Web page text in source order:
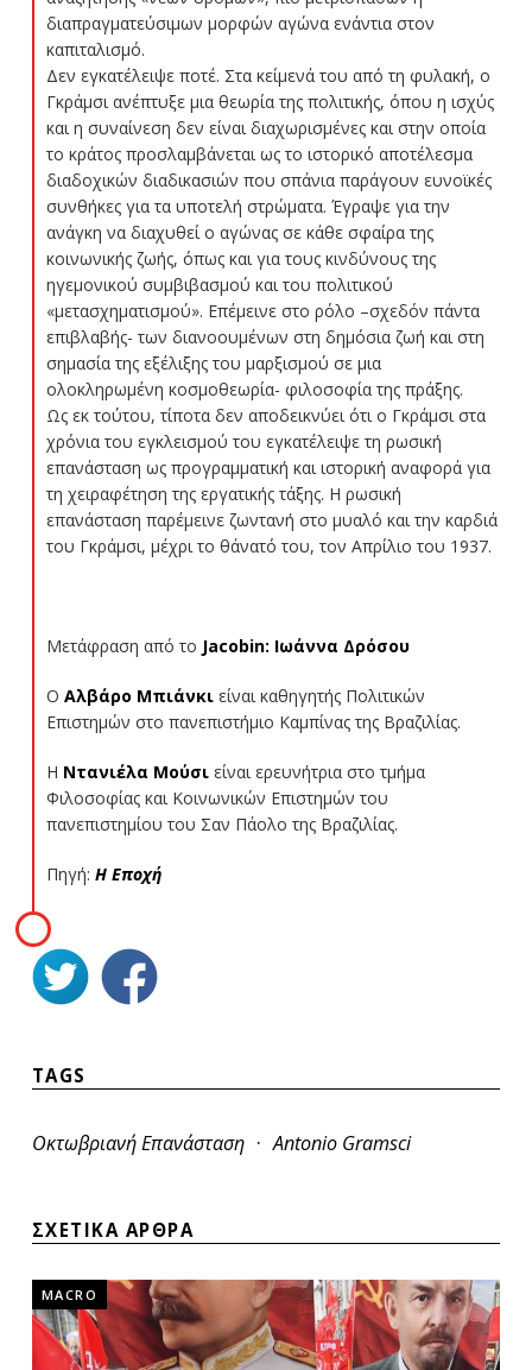
διαπραγματεύσιμων μορφών αγώνα ενάντια στον
καπιταλισμό.
Δεν εγκατέλειψε ποτέ. Στα κείμενά του από τη φυλακή, ο
Γκράμσι ανέπτυξε μια θεωρία της πολιτικής, όπου η ισχύς
και η συναίνεση δεν είναι διαχωρισμένες και στην οποία
το κράτος προσλαμβάνεται ως το ιστορικό αποτέλεσμα
διαδοχικών διαδικασιών που σπάνια παράγουν ευνοϊκές
συνθήκες για τα υποτελή στρώματα. Έγραψε για την
ανάγκη να διαχυθεί ο αγώνας σε κάθε σφαίρα της
κοινωνικής ζωής, όπως και για τους κινδύνους της
ηγεμονικού συμβιβασμού και του πολιτικού
«μετασχηματισμού». Επέμεινε στο ρόλο –σχεδόν πάντα
επιβλαβής- των διανοουμένων στη δημόσια ζωή και στη
σημασία της εξέλιξης του μαρξισμού σε μια
ολοκληρωμένη κοσμοθεωρία- φιλοσοφία της πράξης.
Ως εκ τούτου, τίποτα δεν αποδεικνύει ότι ο Γκράμσι στα
χρόνια του εγκλεισμού του εγκατέλειψε τη ρωσική
επανάσταση ως προγραμματική και ιστορική αναφορά για
τη χειραφέτηση της εργατικής τάξης. Η ρωσική
επανάσταση παρέμεινε ζωντανή στο μυαλό και την καρδιά
του Γκράμσι, μέχρι το θάνατό του, τον Απρίλιο του 1937.
Μετάφραση από το Jacobin: Ιωάννα Δρόσου
Ο Αλβάρο Μπιάνκιείναι καθηγητής Πολιτικών
Επιστημών στο πανεπιστήμιο Καμπίνας της Βραζιλίας.
Η Ντανιέλα Μούσι είναι ερευνήτρια στο τμήμα
Φιλοσοφίας και Κοινωνικών Επιστημών του
πανεπιστημίου του Σαν Πάολο της Βραζιλίας.
Πηγή: Η Εποχή
TAGS
Οκτωβριανή Επανάσταση · Antonio Gramsci
ΣΧΕΤΙΚΑ ΑΡΘΡΑ
MACRO